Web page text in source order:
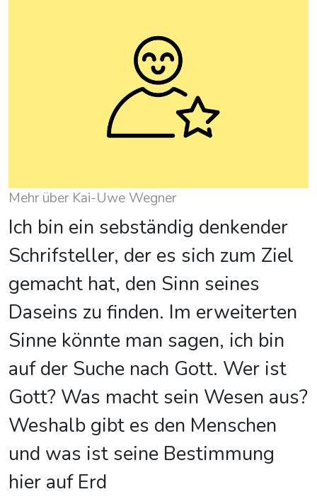
Mehr über Kai-Uwe Wegner
Ich bin ein sebständig denkender
Schrifsteller, der es sich zum Ziel
gemacht hat, den Sinn seines
Daseins zu finden. Im erweiterten
Sinne könnte man sagen, ich bin
auf der Suche nach Gott. Wer ist
Gott? Was macht sein Wesen aus?
Weshalb gibt es den Menschen
und was ist seine Bestimmung
hier auf Erd